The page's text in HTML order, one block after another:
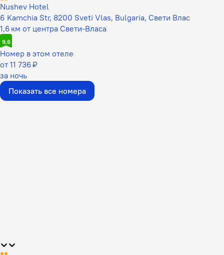
Nushev Hotel
6 Kamchia Str, 8200 Sveti Vlas, Bulgaria, Свети Влас
1,6 км от центра Свети-Власа
9,6
Номер в этом отеле
от 11 736 ₽
за ночь
Показать все номера